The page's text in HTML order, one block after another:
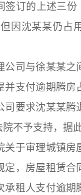
签订的上述三
因沈某某仍占
与徐某某之
支付逾期腾房
要求沈某某
不予支持，据
于审理城镇房
，房屋租赁
承租人支付逾